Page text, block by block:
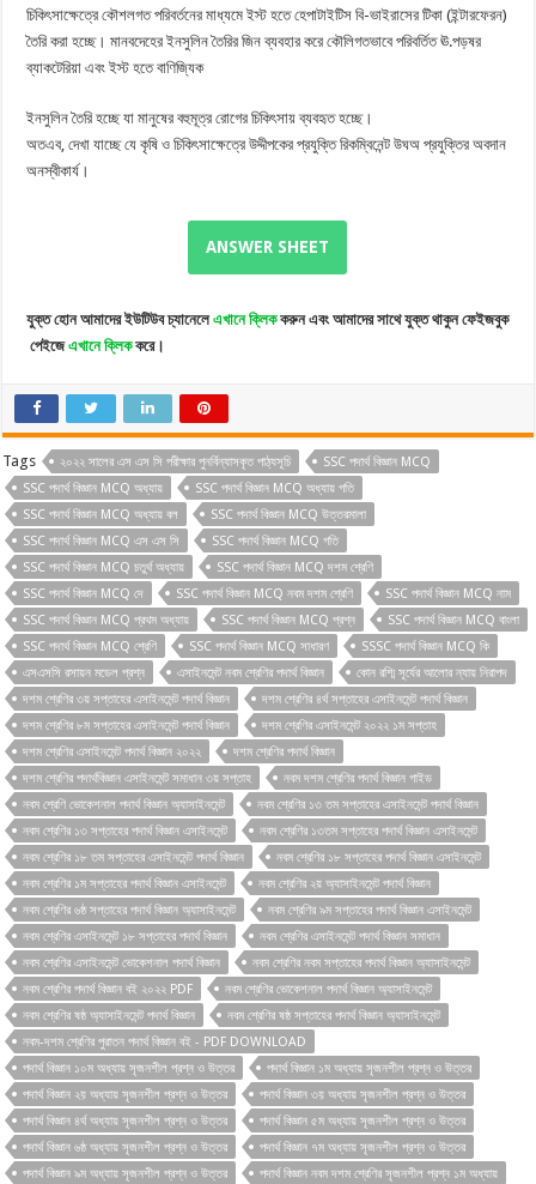
চিকিৎসাক্ষেত্রে কৌশলগত পরিবর্তনের মাধ্যমে ইস্ট হতে হেপাটাইটিস বি-ভাইরাসের টিকা (ইন্টারফেরন)
তৈরি করা হচ্ছে। মানবদেহের ইনসুলিন তৈরির জিন ব্যবহার করে কৌলিগতভাবে পরিবর্তিত ঊ.পড়ষর
ব্যাকটেরিয়া এবং ইস্ট হতে বাণিজ্যিক
ইনসুলিন তৈরি হচ্ছে যা মানুষের বহুমূত্র রোগের চিকিৎসায় ব্যবহৃত হচ্ছে।
অতএব, দেখা যাচ্ছে যে কৃষি ও চিকিৎসাক্ষেত্রে উদ্দীপকের প্রযুক্তি রিকম্বিনেন্ট উঘঅ প্রযুক্তির অবদান
অনস্বীকার্য।
ANSWER SHEET
যুক্ত হোন আমাদের ইউটিউব চ্যানেলে এখানে ক্লিক করুন এবং আমাদের সাথে যুক্ত থাকুন ফেইজবুক
পেইজে এখানে ক্লিক করে।
Tags ২০২২ সালের এস এস সি পরীক্ষার পুনর্বিন্যাসকৃত পাঠ্যসূচি
SSC পদার্থ বিজ্ঞান MCQ
SSC পদার্থ বিজ্ঞান MCQ অধ্যায়
SSC পদার্থ বিজ্ঞান MCQ অধ্যায় গতি
SSC পদার্থ বিজ্ঞান MCQ অধ্যায় বল
SSC পদার্থ বিজ্ঞান MCQ উত্তরমালা
SSC পদার্থ বিজ্ঞান MCQ এস এস সি
SSC পদার্থ বিজ্ঞান MCQ গতি
SSC পদার্থ বিজ্ঞান MCQ চতুর্থ অধ্যায়
SSC পদার্থ বিজ্ঞান MCQ দশম শ্রেণি
SSC পদার্থ বিজ্ঞান MCQ দে
SSC পদার্থ বিজ্ঞান MCQ নবম দশম শ্রেণি
SSC পদার্থ বিজ্ঞান MCQ নাম
SSC পদার্থ বিজ্ঞান MCQ প্রথম অধ্যায়
SSC পদার্থ বিজ্ঞান MCQ প্রশ্ন
SSC পদার্থ বিজ্ঞান MCQ বাংলা
SSC পদার্থ বিজ্ঞান MCQ শ্রেণি
SSC পদার্থ বিজ্ঞান MCQ সাধারণ
SSSC পদার্থ বিজ্ঞান MCQ কি
এসএসসি রসায়ন মডেল প্রশ্ন
এসাইনমেন্ট নবম শ্রেণির পদার্থ বিজ্ঞান
কোন রশ্মি সূর্যের আলোর ন্যায় নিরাপদ
দশম শ্রেণির ৩য় সপ্তাহের এসাইনমেন্ট পদার্থ বিজ্ঞান
দশম শ্রেণির ৪র্থ সপ্তাহের এসাইনমেন্ট পদার্থ বিজ্ঞান
দশম শ্রেণির ৮ম সপ্তাহের এসাইনমেন্ট পদার্থ বিজ্ঞান
দশম শ্রেণির এসাইনমেন্ট ২০২২ ১ম সপ্তাহ
দশম শ্রেণির এসাইনমেন্ট পদার্থ বিজ্ঞান ২০২২
দশম শ্রেণির পদার্থ বিজ্ঞান
দশম শ্রেণির পদার্থবিজ্ঞান এসাইনমেন্ট সমাধান ৩য় সপ্তাহ
নবম দশম শ্রেণির পদার্থ বিজ্ঞান গাইড
নবম শ্রেণি ভোকেশনাল পদার্থ বিজ্ঞান অ্যাসাইনমেন্ট
নবম শ্রেণির ১৩ তম সপ্তাহের এসাইনমেন্ট পদার্থ বিজ্ঞান
নবম শ্রেণির ১৩ সপ্তাহের পদার্থ বিজ্ঞান এসাইনমেন্ট
নবম শ্রেণির ১৩তম সপ্তাহের পদার্থ বিজ্ঞান এসাইনমেন্ট
নবম শ্রেণির ১৮ তম সপ্তাহের এসাইনমেন্ট পদার্থ বিজ্ঞান
নবম শ্রেণির ১৮ সপ্তাহের পদার্থ বিজ্ঞান এসাইনমেন্ট
নবম শ্রেণির ১ম সপ্তাহের পদার্থ বিজ্ঞান এসাইনমেন্ট
নবম শ্রেণির ২য় অ্যাসাইনমেন্ট পদার্থ বিজ্ঞান
নবম শ্রেণির ৬ষ্ঠ সপ্তাহের পদার্থ বিজ্ঞান অ্যাসাইনমেন্ট
নবম শ্রেণির ৯ম সপ্তাহের পদার্থ বিজ্ঞান এসাইনমেন্ট
নবম শ্রেণির এসাইনমেন্ট ১৮ সপ্তাহের পদার্থ বিজ্ঞান
নবম শ্রেণির এসাইনমেন্ট পদার্থ বিজ্ঞান সমাধান
নবম শ্রেণির এসাইনমেন্ট ভোকেশনাল পদার্থ বিজ্ঞান
নবম শ্রেণির নবম সপ্তাহের পদার্থ বিজ্ঞান অ্যাসাইনমেন্ট
নবম শ্রেণির পদার্থ বিজ্ঞান বই ২০২২ PDF
নবম শ্রেণির ভোকেশনাল পদার্থ বিজ্ঞান অ্যাসাইনমেন্ট
নবম শ্রেণির ষষ্ঠ অ্যাসাইনমেন্ট পদার্থ বিজ্ঞান
নবম শ্রেণির ষষ্ঠ সপ্তাহের পদার্থ বিজ্ঞান অ্যাসাইনমেন্ট
নবম-দশম শ্রেণির পুরাতন পদার্থ বিজ্ঞান বই - PDF DOWNLOAD
পদার্থ বিজ্ঞান ১০ম অধ্যায় সৃজনশীল প্রশ্ন ও উত্তর
পদার্থ বিজ্ঞান ১ম অধ্যায় সৃজনশীল প্রশ্ন ও উত্তর
পদার্থ বিজ্ঞান ২য় অধ্যায় সৃজনশীল প্রশ্ন ও উত্তর
পদার্থ বিজ্ঞান ৩য় অধ্যায় সৃজনশীল প্রশ্ন ও উত্তর
পদার্থ বিজ্ঞান ৪র্থ অধ্যায় সৃজনশীল প্রশ্ন ও উত্তর
পদার্থ বিজ্ঞান ৫ম অধ্যায় সৃজনশীল প্রশ্ন ও উত্তর
পদার্থ বিজ্ঞান ৬ষ্ঠ অধ্যায় সৃজনশীল প্রশ্ন ও উত্তর
পদার্থ বিজ্ঞান ৭ম অধ্যায় সৃজনশীল প্রশ্ন ও উত্তর
পদার্থ বিজ্ঞান ৯ম অধ্যায় সৃজনশীল প্রশ্ন ও উত্তর
পদার্থ বিজ্ঞান নবম দশম শ্রেণির সৃজনশীল প্রশ্ন ১ম অধ্যায়